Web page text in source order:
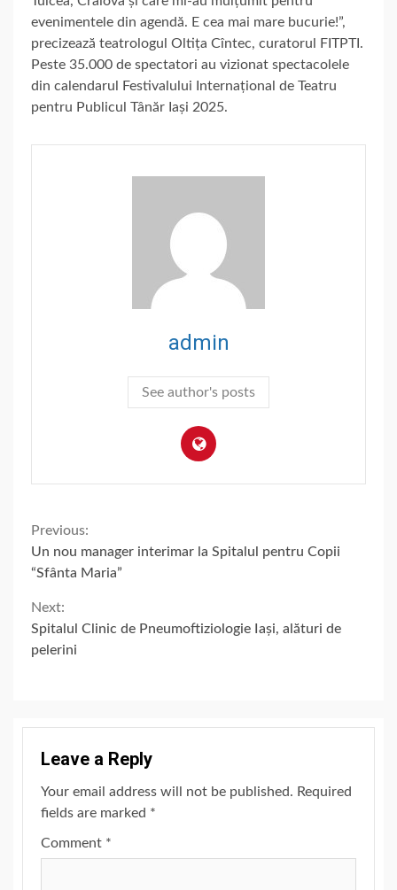
evenimentele din agendă. E cea mai mare bucurie!”,
precizează teatrologul Oltița Cîntec, curatorul FITPTI.
Peste 35.000 de spectatori au vizionat spectacolele
din calendarul Festivalului Internațional de Teatru
pentru Publicul Tânăr Iași 2025.
admin
See author's posts
Continue
Reading
Previous:
Un nou manager interimar la Spitalul pentru Copii
“Sfânta Maria”
Next:
Spitalul Clinic de Pneumoftiziologie Iași, alături de
pelerini
Leave a Reply
Your email address will not be published. Required
fields are marked *
Comment *